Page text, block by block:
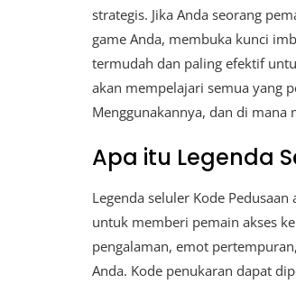
strategis. Jika Anda seorang
game Anda, membuka kunci
termudah dan paling efektif
akan mempelajari semua yang
Menggunakannya, dan di mana
Apa itu Legenda
Legenda seluler Kode
untuk memberi pemain akses
pengalaman, emot
Anda. Kode penukaran dapat